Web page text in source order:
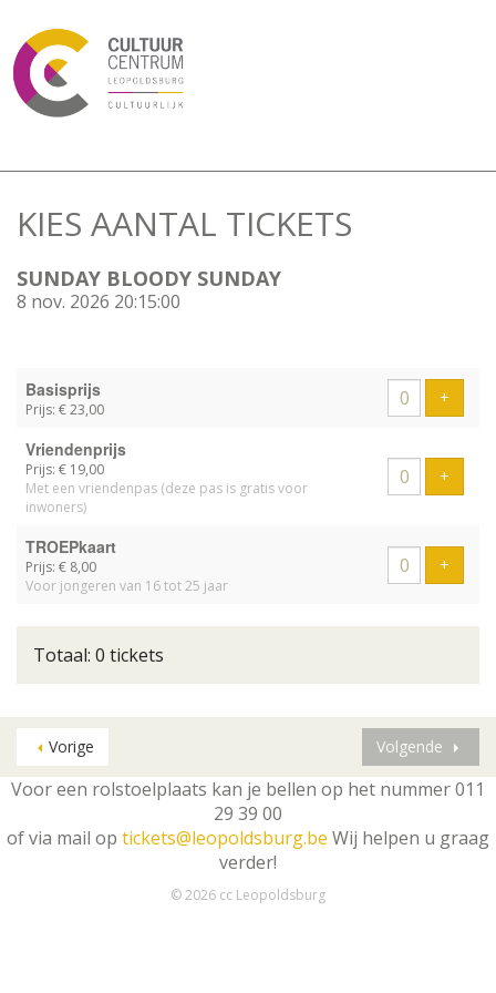
KIES AANTAL TICKETS
SUNDAY BLOODY SUNDAY
8 nov. 2026 20:15:00
tickets
Basisprijs
Prijs: € 23,00
+
Vriendenprijs
Prijs: € 19,00
Met een vriendenpas (deze pas is gratis voor
inwoners)
+
TROEPkaart
Prijs: € 8,00
Voor jongeren van 16 tot 25 jaar
+
Totaal: 0 tickets
Vorige Volgende
Voor een rolstoelplaats kan je bellen op het nummer 011
29 39 00
of via mail op tickets@leopoldsburg.be Wij helpen u graag
verder!
© 2026 cc Leopoldsburg